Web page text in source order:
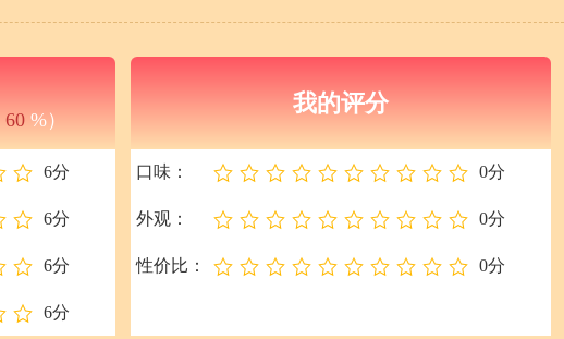
60 %）
6分
6分
6分
6分
我的评分
口味： 0分
外观： 0分
性价比： 0分